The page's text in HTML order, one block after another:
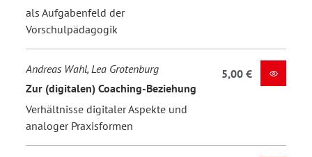
als Aufgabenfeld der
Vorschulpädagogik
Andreas Wahl, Lea Grotenburg
Zur (digitalen) Coaching-Beziehung
Verhältnisse digitaler Aspekte und
analoger Praxisformen
5,00 €